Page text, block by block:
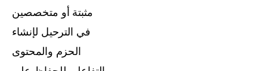
مثبتة أو متخصصين
في الترحيل لإنشاء
الحزم والمحتوى